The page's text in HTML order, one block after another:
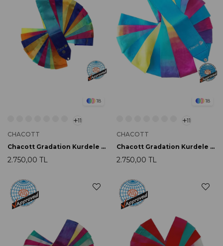
18
11
CHACOTT
Chacott Gradation Kurdele 5m 722 Dream Blue
2.750,00 TL
18
11
CHACOTT
Chacott Gradation Kurdele 5m 731 Aqua Green
2.750,00 TL